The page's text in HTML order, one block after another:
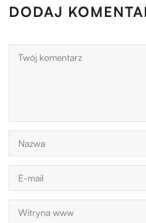
DODAJ